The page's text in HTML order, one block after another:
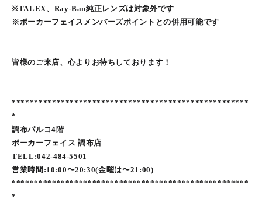
※TALEX、Ray-Ban純正レンズは対象外です
※ポーカーフェイスメンバーズポイントとの併用可能です
皆様のご来店、心よりお待ちしております！
*****************************************************
*
調布パルコ4階
ポーカーフェイス 調布店
TELL:042-484-5501
営業時間:10:00〜20:30(金曜は〜21:00)
*****************************************************